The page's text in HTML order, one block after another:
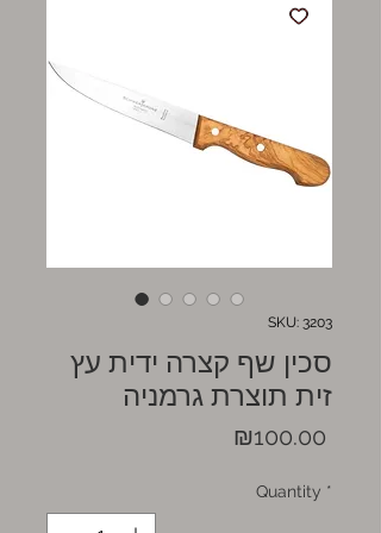
SKU: 3203
סכין שף קצרה ידית עץ
זית תוצרת גרמניה
₪100.00
Quantity *